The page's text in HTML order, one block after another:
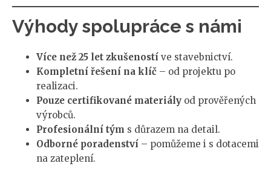
Výhody spolupráce s námi
Více než 25 let zkušeností ve stavebnictví.
Kompletní řešení na klíč – od projektu po
realizaci.
Pouze certifikované materiály od prověřených
výrobců.
Profesionální tým s důrazem na detail.
Odborné poradenství – pomůžeme i s dotacemi
na zateplení.